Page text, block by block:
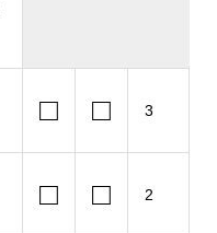
□ □ 3
□ □ 2